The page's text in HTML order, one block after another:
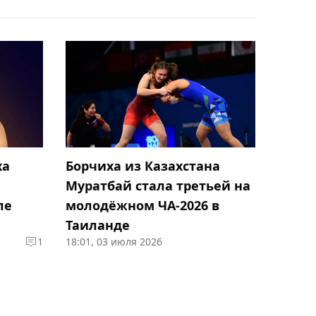
бразилец Руффи хочет
нокаутировать Царукяна
Стал известен состав
"Алматы" на Кубок
Казахстана по хоккею
16:03, Сегодня
КФФ выразила
соболезнования в связи с
15:46, Сегодня
1
Борчиха из Казахстана
Муратбай стала третьей на
молодёжном ЧА-2026 в
Таиланде
18:01, 03 июля 2026